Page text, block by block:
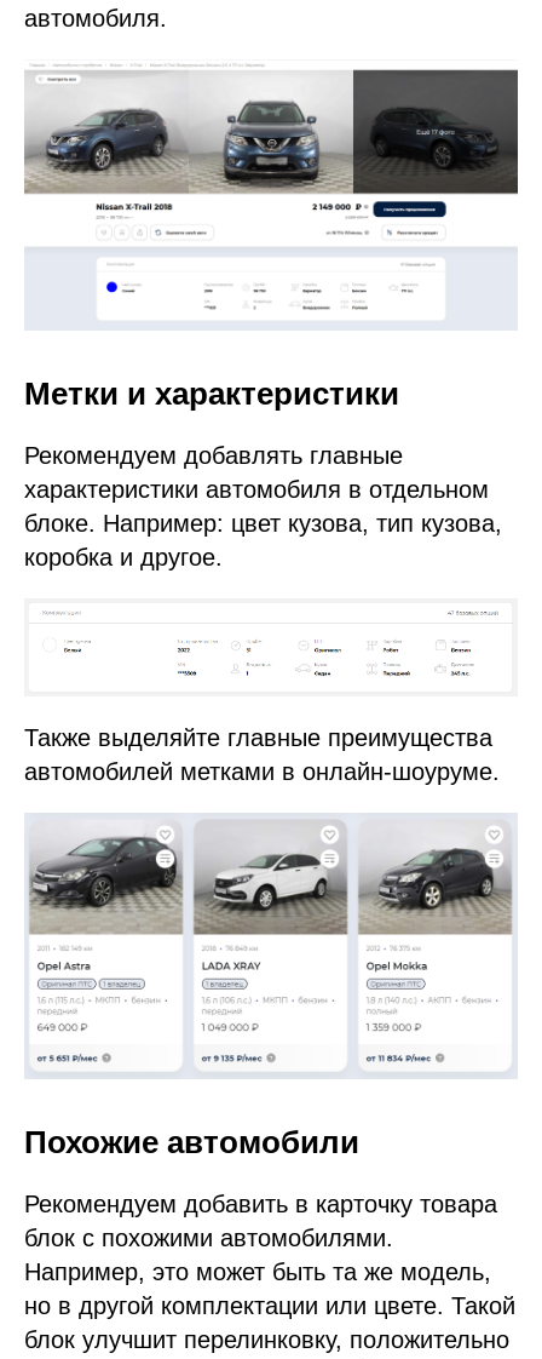
автомобиля.
Метки и характеристики
Рекомендуем добавлять главные
характеристики автомобиля в отдельном
блоке. Например: цвет кузова, тип кузова,
коробка и другое.
Также выделяйте главные преимущества
автомобилей метками в онлайн-шоуруме.
Похожие автомобили
Рекомендуем добавить в карточку товара
блок с похожими автомобилями.
Например, это может быть та же модель,
но в другой комплектации или цвете. Такой
блок улучшит перелинковку, положительно